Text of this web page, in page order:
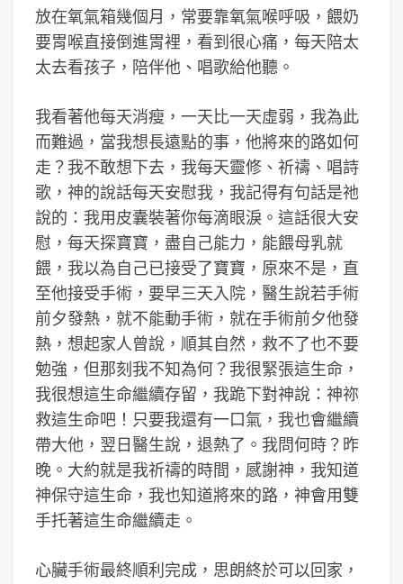
放在氧氣箱幾個月，常要靠氧氣喉呼吸，餵奶
要胃喉直接倒進胃裡，看到很心痛，每天陪太
太去看孩子，陪伴他、唱歌給他聽。
我看著他每天消瘦，一天比一天虛弱，我為此
而難過，當我想長遠點的事，他將來的路如何
走？我不敢想下去，我每天靈修、祈禱、唱詩
歌，神的說話每天安慰我，我記得有句話是祂
說的：我用皮囊裝著你每滴眼淚。這話很大安
慰，每天探寶寶，盡自己能力，能餵母乳就
餵，我以為自己已接受了寶寶，原來不是，直
至他接受手術，要早三天入院，醫生說若手術
前夕發熱，就不能動手術，就在手術前夕他發
熱，想起家人曾說，順其自然，救不了也不要
勉強，但那刻我不知為何？我很緊張這生命，
我很想這生命繼續存留，我跪下對神說：神祢
救這生命吧！只要我還有一口氣，我也會繼續
帶大他，翌日醫生說，退熱了。我問何時？昨
晚。大約就是我祈禱的時間，感謝神，我知道
神保守這生命，我也知道將來的路，神會用雙
手托著這生命繼續走。
心臟手術最終順利完成，思朗終於可以回家，